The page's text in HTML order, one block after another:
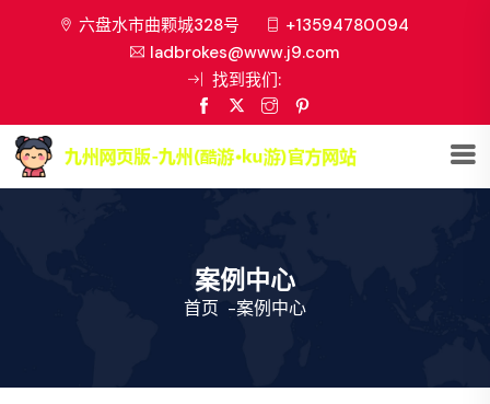
六盘水市曲颗城328号
+13594780094
ladbrokes@www.j9.com
找到我们:
案例中心
首页 -案例中心